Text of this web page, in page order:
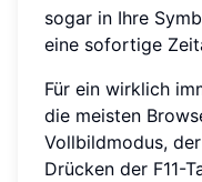
sogar in Ihre
eine sofortige
Für ein wirklich
die meisten
Vollbildmodus,
Drücken der F11-